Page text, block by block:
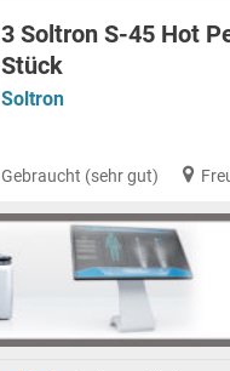
3 Soltron S-45 Hot
Stück
Soltron
Gebraucht (sehr gut)